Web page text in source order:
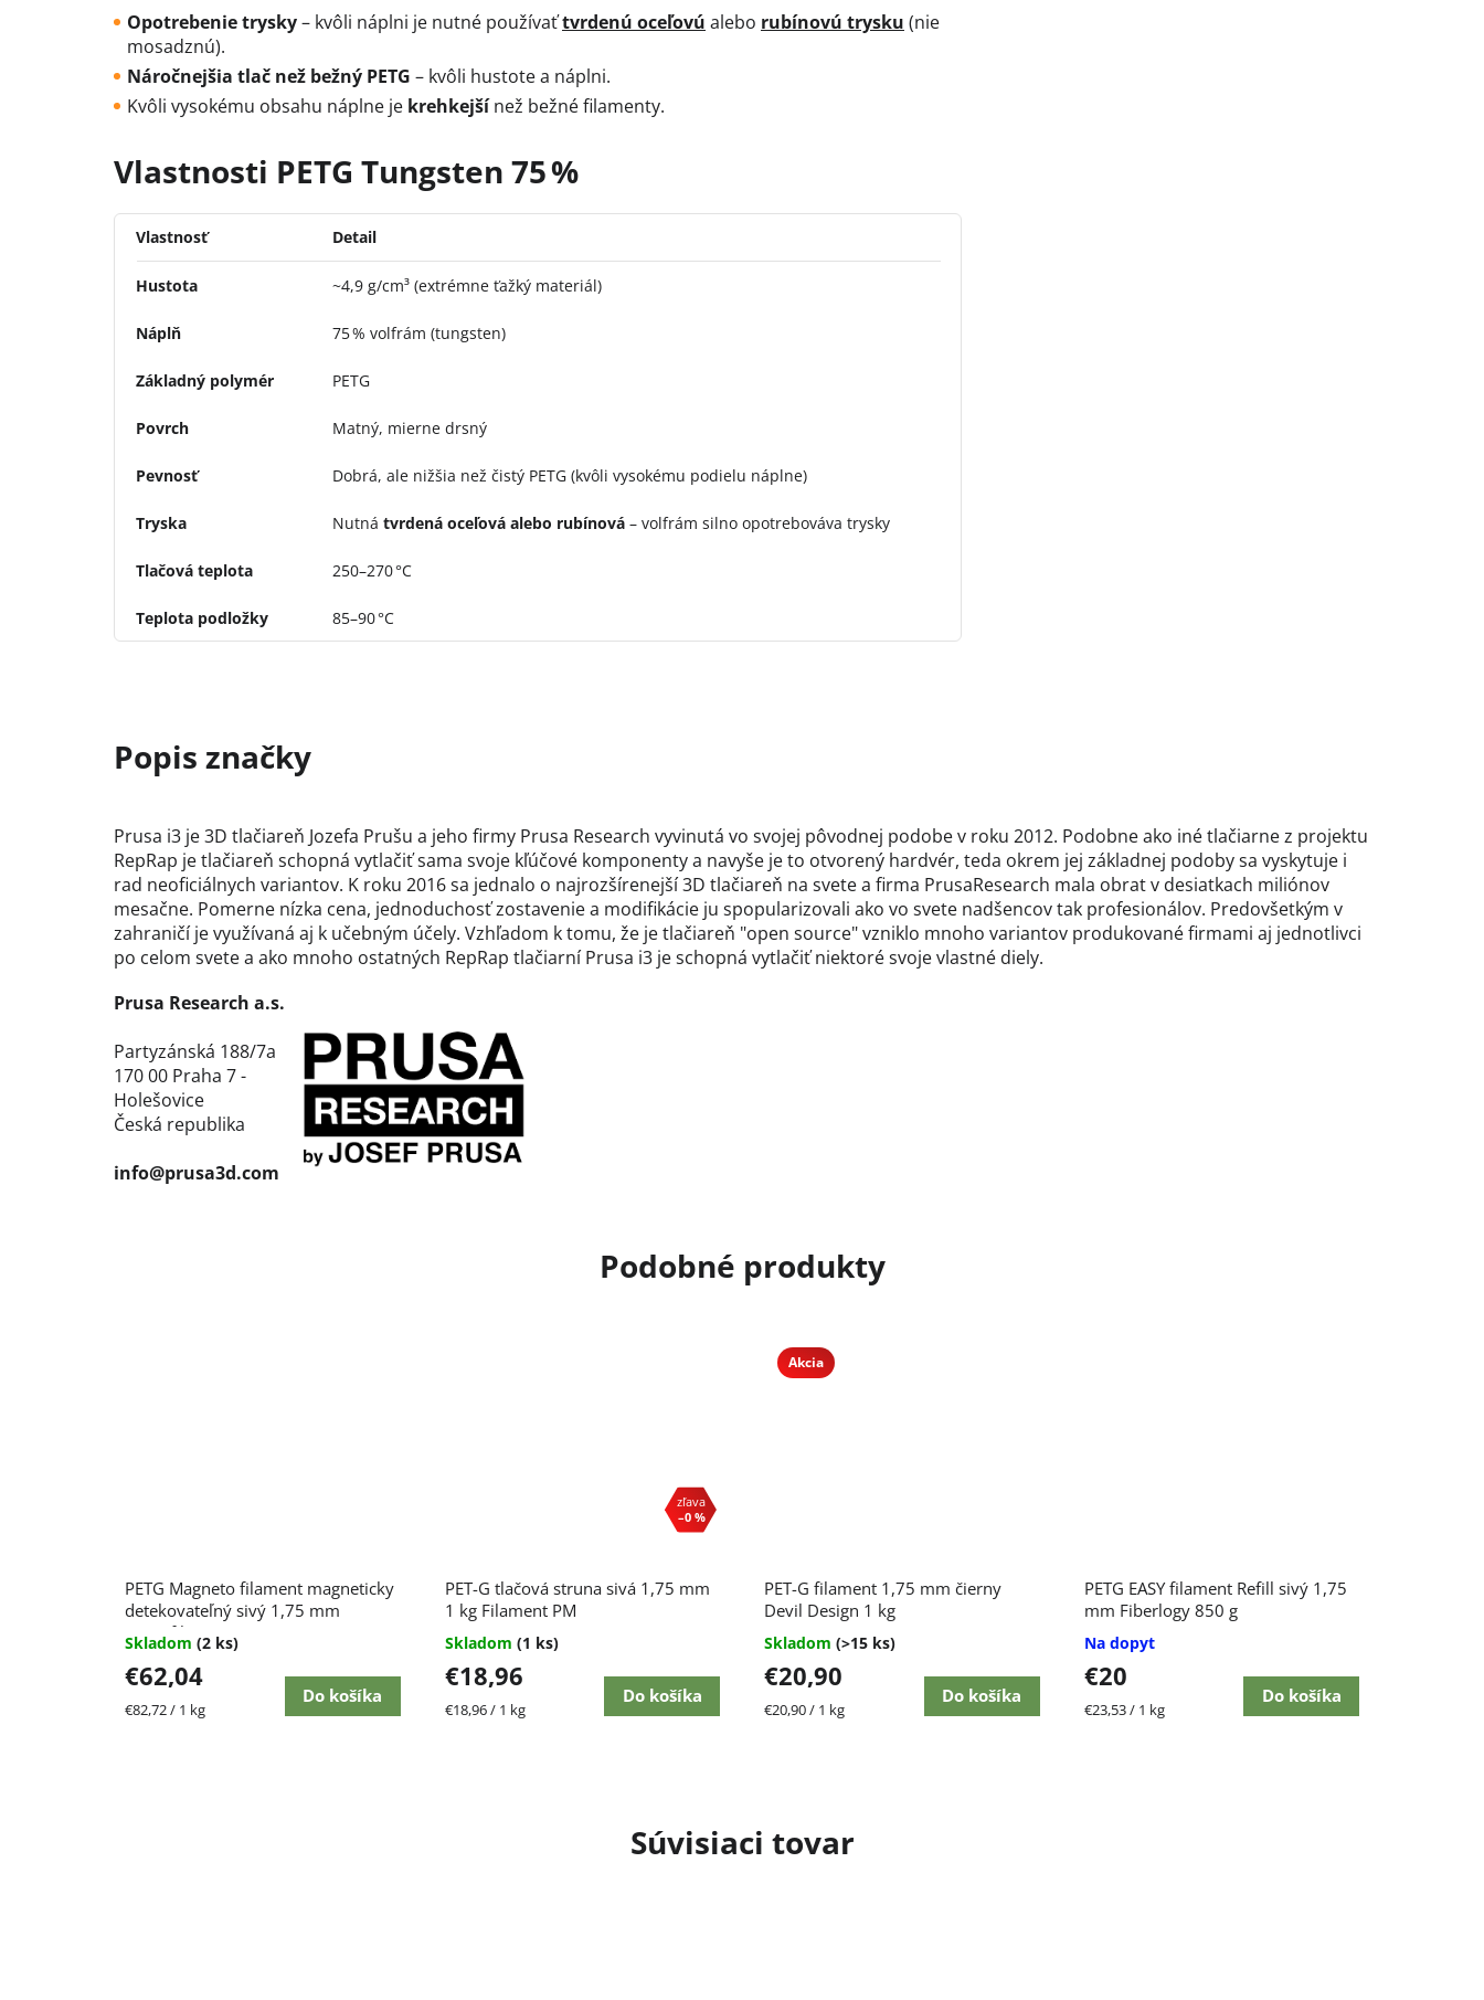
Súvisiaci tovar
Opotrebenie trysky– kvôli náplni je nutné používaťtvrdenú oceľovú alebo rubínovú trysku (nie
mosadznú).
Náročnejšia tlač než bežný PETG – kvôli hustote a náplni.
Kvôli vysokému obsahu náplne je krehkejšínež bežné filamenty.
Vlastnosti PETG Tungsten 75 %
Vlastnosť Detail
Hustota ~4,9 g/cm³ (extrémne ťažký materiál)
Náplň 75 % volfrám (tungsten)
Základný polymér PETG
Povrch Matný, mierne drsný
Pevnosť Dobrá, ale nižšia než čistý PETG (kvôli vysokému podielu náplne)
Tryska Nutná tvrdená oceľová alebo rubínová – volfrám silno opotrebováva trysky
Tlačová teplota 250–270 °C
Teplota podložky 85–90 °C
PETG Magneto filament magneticky
detekovateľný sivý 1,75 mm
Smartfil 750 g
Skladom (2 ks)
€62,04
Jednotková
€82,72 / 1 kg
Do košíka
–0 %
PET-G tlačová struna sivá 1,75 mm
1 kg Filament PM
Skladom (1 ks)
€18,96
Jednotková
€18,96 / 1 kg
Do košíka
Akcia
PET-G filament 1,75 mm čierny
Devil Design 1 kg
hodnotenie
produktu
4,4
z
hviezdičiek.
Skladom (>15 ks)
€20,90
Jednotková
€20,90 / 1 kg
Do košíka
PETG EASY filament Refill sivý 1,75
mm Fiberlogy 850 g
Na dopyt
€20
Jednotková
€23,53 / 1 kg
Do košíka
Prusa i3 je 3D tlačiareň Jozefa Prušu a jeho firmy Prusa Research vyvinutá vo svojej pôvodnej podobe v roku 2012. Podobne ako iné tlačiarne z projektu
RepRap je tlačiareň schopná vytlačiť sama svoje kľúčové komponenty a navyše je to otvorený hardvér, teda okrem jej základnej podoby sa vyskytuje i
rad neoficiálnych variantov. K roku 2016 sa jednalo o najrozšírenejší 3D tlačiareň na svete a firma PrusaResearch mala obrat v desiatkach miliónov
mesačne. Pomerne nízka cena, jednoduchosť zostavenie a modifikácie ju spopularizovali ako vo svete nadšencov tak profesionálov. Predovšetkým v
zahraničí je využívaná aj k učebným účely. Vzhľadom k tomu, že je tlačiareň "open source" vzniklo mnoho variantov produkované firmami aj jednotlivci
po celom svete a ako mnoho ostatných RepRap tlačiarní Prusa i3 je schopná vytlačiť niektoré svoje vlastné diely.
Prusa Research a.s.
Partyzánská 188/7a
170 00 Praha 7 -
Holešovice
Česká republika
info@prusa3d.com